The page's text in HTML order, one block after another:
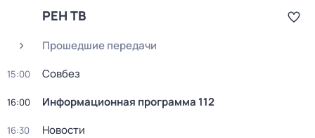
РЕН ТВ
Прошедшие передачи
15:00 Совбез
16:00 Информационная программа 112
16:30 Новости